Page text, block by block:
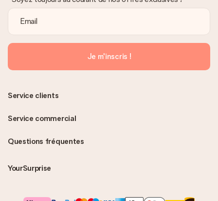
Je m'inscris !
Questions fréquentes
YourSurprise
Service clients
Service commercial